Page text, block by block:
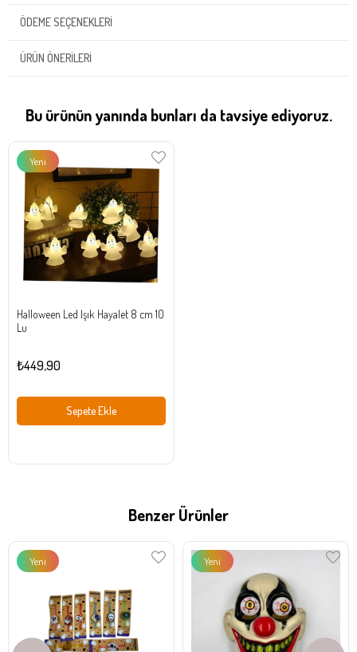
ÖDEME SEÇENEKLERI
ÜRÜN ÖNERILERI
Bu ürünün yanında bunları da tavsiye ediyoruz.
Halloween Led Işık Hayalet 8 cm 10
Lu
₺449,90
Sepete Ekle
Yeni
Ürün
Benzer Ürünler
Yeni
Yeni